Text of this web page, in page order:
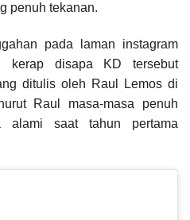
penuh tekanan.
pada laman instagram
kerap disapa KD tersebut
ditulis oleh Raul Lemos di
Raul masa-masa penuh
alami saat tahun pertama